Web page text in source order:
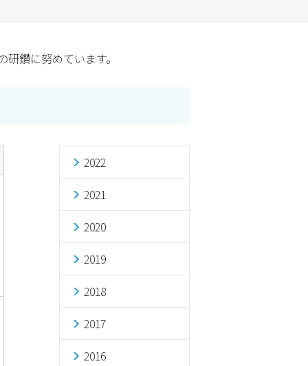
鑽に努めています。
2022
2021
2020
2019
2018
2017
2016